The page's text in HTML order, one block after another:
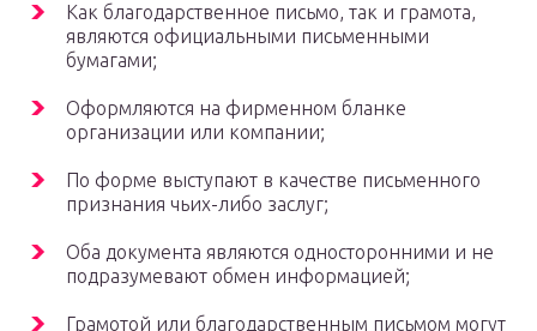
Как благодарственное письмо, так и грамота,
являются официальными письменными
бумагами;
Оформляются на фирменном бланке
организации или компании;
По форме выступают в качестве письменного
признания чьих-либо заслуг;
Оба документа являются односторонними и не
подразумевают обмен информацией;
Грамотой или благодарственным письмом могут